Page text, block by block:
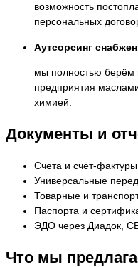
возможность
персональных
Аутсорсинг
мы полностью берём
предприятия
химией.
Документы и
Счета и счёт-
Универсальные
Товарные и
Паспорта и
ЭДО через Диадок,
Что мы